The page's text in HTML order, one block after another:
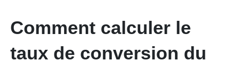
Comment calculer le
taux de conversion du